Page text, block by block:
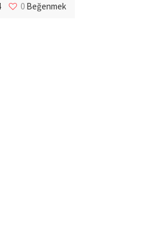
0 Beğenmek